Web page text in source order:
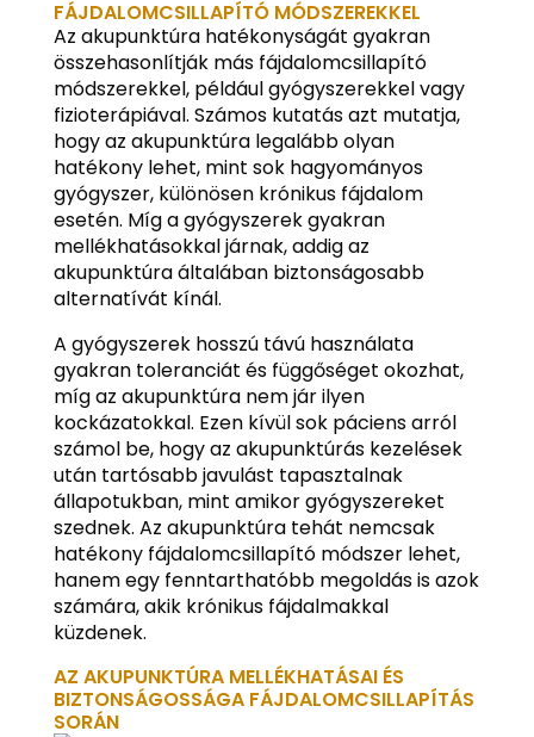
FÁJDALOMCSILLAPÍTÓ MÓDSZEREKKEL
Az akupunktúra hatékonyságát gyakran
összehasonlítják más fájdalomcsillapító
módszerekkel, például gyógyszerekkel vagy
fizioterápiával. Számos kutatás azt mutatja,
hogy az akupunktúra legalább olyan
hatékony lehet, mint sok hagyományos
gyógyszer, különösen krónikus fájdalom
esetén. Míg a gyógyszerek gyakran
mellékhatásokkal járnak, addig az
akupunktúra általában biztonságosabb
alternatívát kínál.
A gyógyszerek hosszú távú használata
gyakran toleranciát és függőséget okozhat,
míg az akupunktúra nem jár ilyen
kockázatokkal. Ezen kívül sok páciens arról
számol be, hogy az akupunktúrás kezelések
után tartósabb javulást tapasztalnak
állapotukban, mint amikor gyógyszereket
szednek. Az akupunktúra tehát nemcsak
hatékony fájdalomcsillapító módszer lehet,
hanem egy fenntarthatóbb megoldás is azok
számára, akik krónikus fájdalmakkal
küzdenek.
AZ AKUPUNKTÚRA MELLÉKHATÁSAI ÉS
BIZTONSÁGOSSÁGA FÁJDALOMCSILLAPÍTÁS
SORÁN